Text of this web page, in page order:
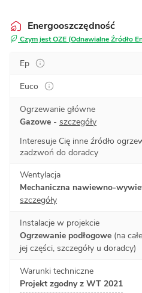
Energooszczędność
Czym jest OZE (Odnawialne Źródło
Ep
Euco
Ogrzewanie główne
Gazowe - szczegóły
Interesuje Cię inne źródło
zadzwoń do doradcy
Wentylacja
Mechaniczna nawiewno-
szczegóły
Instalacje w projekcie
Ogrzewanie podłogowe (na
jej części, szczegóły u doradcy)
Warunki techniczne
Projekt zgodny z WT 2021